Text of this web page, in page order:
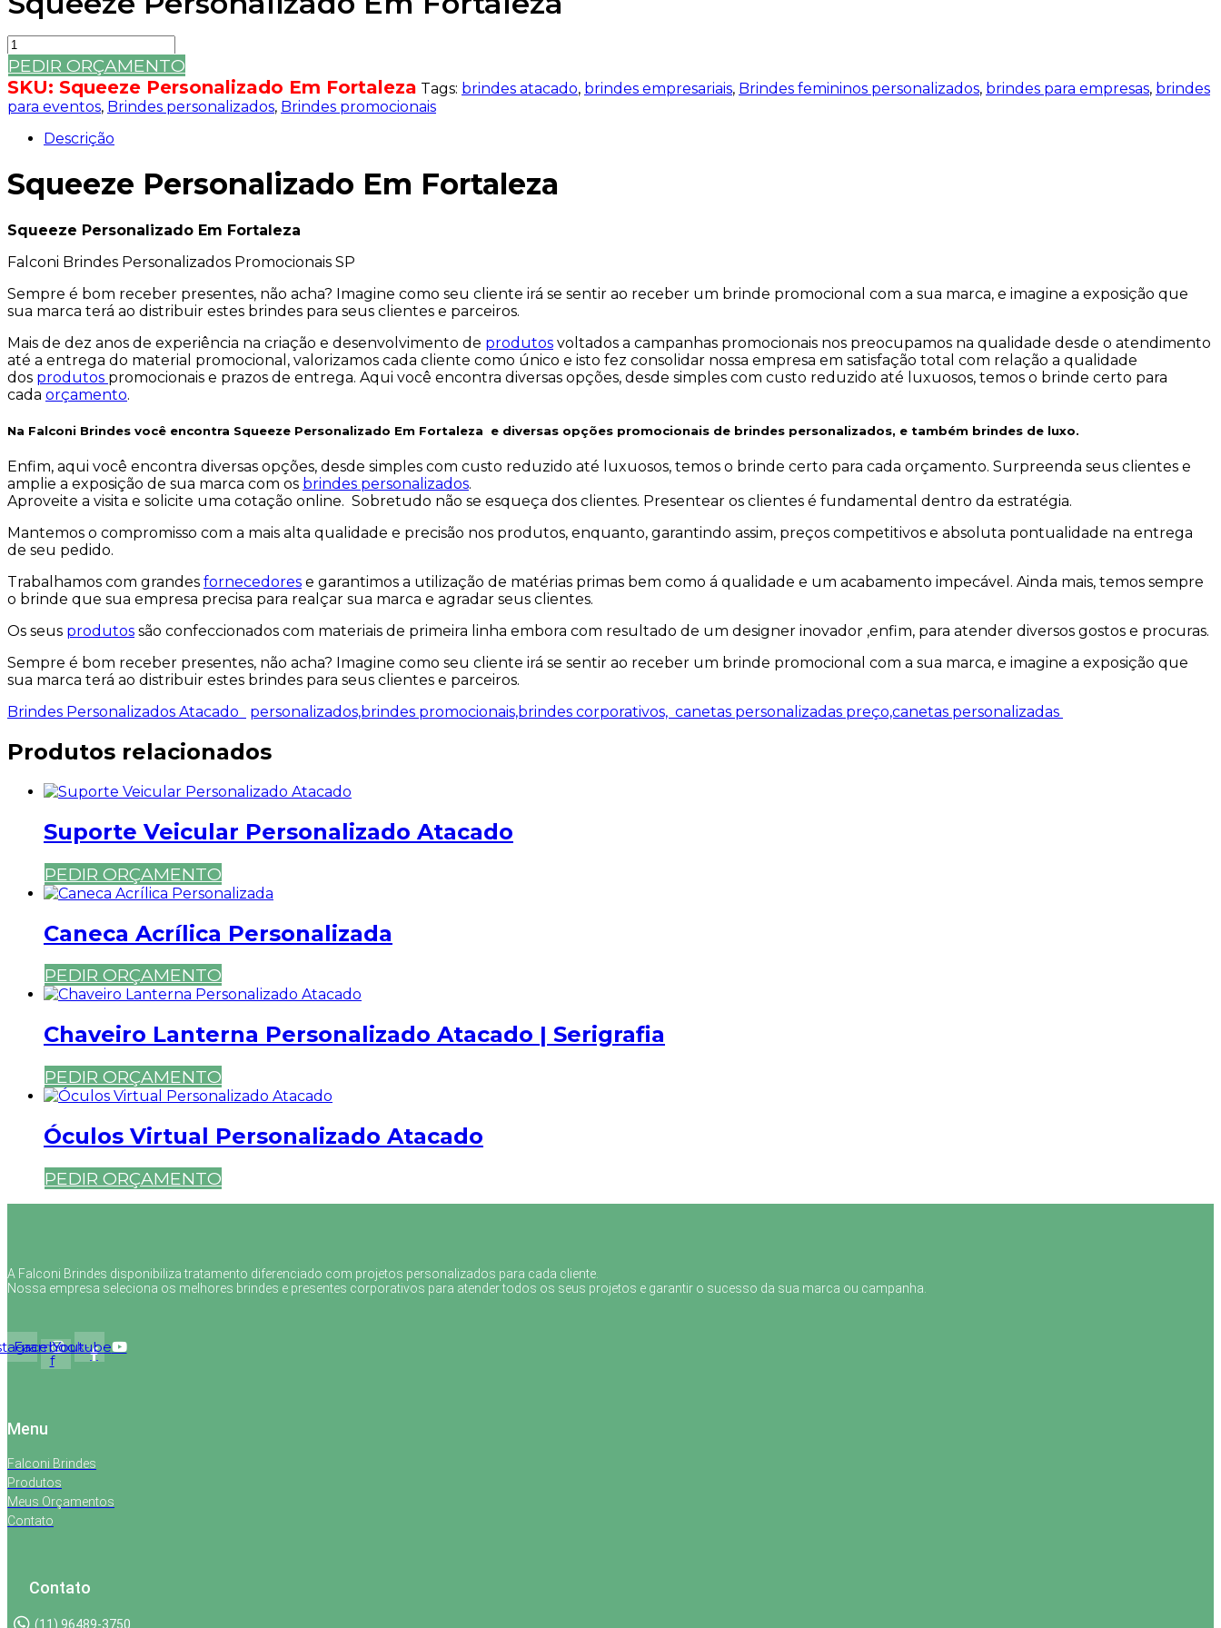
Squeeze
Personalizado
Em
Fortaleza
quantidade
PEDIR ORÇAMENTO
SKU: Squeeze Personalizado Em Fortaleza Tags: brindes atacado, brindes empresariais, Brindes femininos personalizados, brindes para empresas, brindes
para eventos, Brindes personalizados, Brindes promocionais
Descrição
Squeeze Personalizado Em Fortaleza
Squeeze Personalizado Em Fortaleza
Falconi Brindes Personalizados Promocionais SP
Sempre é bom receber presentes, não acha? Imagine como seu cliente irá se sentir ao receber um brinde promocional com a sua marca, e imagine a exposição que
sua marca terá ao distribuir estes brindes para seus clientes e parceiros.
Mais de dez anos de experiência na criação e desenvolvimento de produtos voltados a campanhas promocionais nos preocupamos na qualidade desde o atendimento
até a entrega do material promocional, valorizamos cada cliente como único e isto fez consolidar nossa empresa em satisfação total com relação a qualidade
dos produtos promocionais e prazos de entrega. Aqui você encontra diversas opções, desde simples com custo reduzido até luxuosos, temos o brinde certo para
cada orçamento.
Na Falconi Brindes você encontra Squeeze Personalizado Em Fortaleza e diversas opções promocionais de brindes personalizados, e também brindes de luxo.
Enfim, aqui você encontra diversas opções, desde simples com custo reduzido até luxuosos, temos o brinde certo para cada orçamento. Surpreenda seus clientes e
amplie a exposição de sua marca com os brindes personalizados.
Aproveite a visita e solicite uma cotação online. Sobretudo não se esqueça dos clientes. Presentear os clientes é fundamental dentro da estratégia.
Mantemos o compromisso com a mais alta qualidade e precisão nos produtos, enquanto, garantindo assim, preços competitivos e absoluta pontualidade na entrega
de seu pedido.
Trabalhamos com grandes fornecedores e garantimos a utilização de matérias primas bem como á qualidade e um acabamento impecável. Ainda mais, temos sempre
o brinde que sua empresa precisa para realçar sua marca e agradar seus clientes.
Os seus produtos são confeccionados com materiais de primeira linha embora com resultado de um designer inovador ,enfim, para atender diversos gostos e procuras.
Sempre é bom receber presentes, não acha? Imagine como seu cliente irá se sentir ao receber um brinde promocional com a sua marca, e imagine a exposição que
sua marca terá ao distribuir estes brindes para seus clientes e parceiros.
Brindes Personalizados Atacado
personalizados,brindes promocionais,brindes corporativos, canetas personalizadas preço,canetas personalizadas
Produtos relacionados
Suporte Veicular Personalizado Atacado
PEDIR ORÇAMENTO
Caneca Acrílica Personalizada
PEDIR ORÇAMENTO
Chaveiro Lanterna Personalizado Atacado | Serigrafia
PEDIR ORÇAMENTO
Óculos Virtual Personalizado Atacado
PEDIR ORÇAMENTO
A Falconi Brindes disponibiliza tratamento diferenciado com projetos personalizados para cada cliente.
Nossa empresa seleciona os melhores brindes e presentes corporativos para atender todos os seus projetos e garantir o sucesso da sua marca ou campanha.
Facebook-
f
Youtube
Menu
Falconi Brindes
Produtos
Meus Orçamentos
Contato
Contato
(11) 96489-3750